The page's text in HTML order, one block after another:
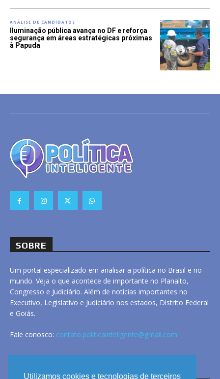
Utilizamos cookies e tecnologias de terceiros
ANÁLISE DE CANDIDATOS
Iluminação pública avança no DF e reforça
segurança em áreas estratégicas próximas
à Papuda
SOBRE
Um portal especializado em analisar a política no Brasil e no
mundo. Veja o que acontece de importante no Planalto,
Congresso e Judiciário. Além de notícias importantes no
Executivo, Legislativo e Judiciário nos estados, Distrito Federal
e Goiás.
Fale conosco: contato.politicainteligente@gmail.com
LINKS